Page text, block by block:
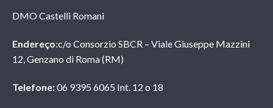
DMO Castelli Romani
Endereço:c/o Consorzio SBCR – Viale Giuseppe Mazzini
12, Genzano di Roma (RM)
Telefone:06 9395 6065 Int. 12 o 18